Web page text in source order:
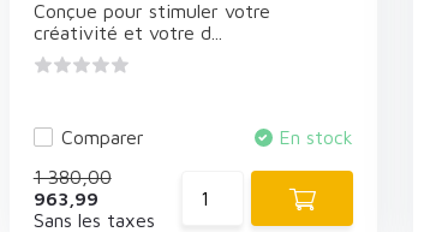
Conçue pour stimuler votre
créativité et votre d...
Comparer
En stock
1 380,00
963,99
Sans les taxes